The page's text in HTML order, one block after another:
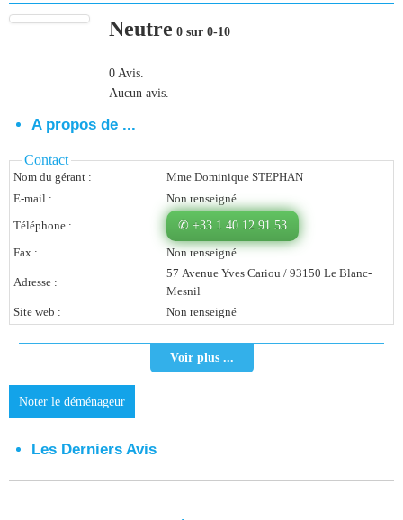
Comment Ça Marche ?
Qui Sommes-Nous ?
Pourquoi Nous Faire Confiance ?
Comment Ça Marche ?
Quels Bénéfices Pour Ma Société ?
Témoignages Adhérents
Comment S’inscrire ?
Donnez Votre Avis
Neutre 0 sur 0-10
0 Avis.
Aucun avis.
A propos de ...
Contact
Nom du gérant :
Mme Dominique STEPHAN
E-mail :
Non renseigné
Téléphone :
✆ +33 1 40 12 91 53
Fax :
Non renseigné
Adresse :
57 Avenue Yves Cariou / 93150 Le Blanc-
Mesnil
Site web :
Non renseigné
Voir plus ...
Noter le déménageur
Les Derniers Avis